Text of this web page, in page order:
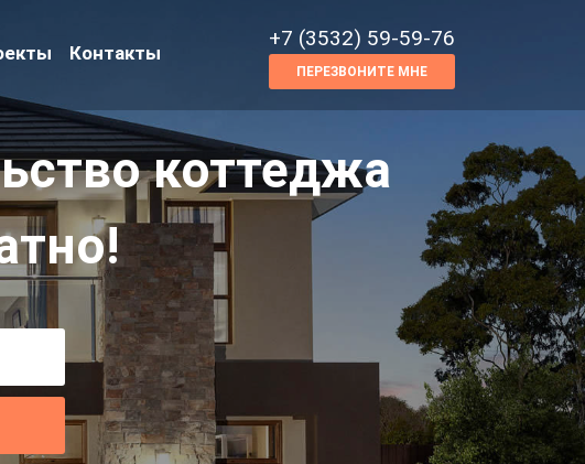
Контакты
+7 (3532) 59-59-76
ПЕРЕЗВОНИТЕ МНЕ
коттеджа